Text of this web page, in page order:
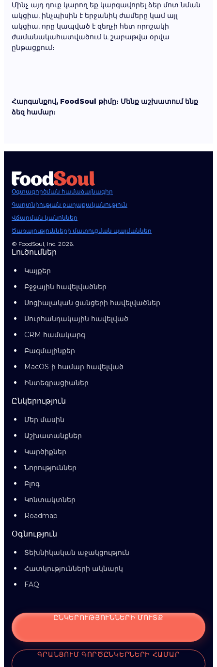
Մինչ այդ դուք կարող եք կարգավորել ձեր մոտ նման
ակցիա, ինչպիսին է երջանիկ ժամերը կամ այլ
ակցիա, որը կապված է զեղչի հետ որոշակի
ժամանակահատվածում և շաբաթվա օրվա
ընթացքում։
Հարգանքով, FoodSoul թիմը։ Մենք աշխատում ենք
ձեզ համար։
Օգտագործման համաձայնագիր
Գաղտնիության քաղաքականություն
Վճարման կանոններ
Ծառայությունների մատուցման պայմաններ
© FoodSoul, Inc. 2026.
Լուծումներ
Կայքեր
Բջջային հավելվածներ
Սոցիալական ցանցերի հավելվածներ
Սուրհանդակային հավելված
CRM համակարգ
Բազմալինքեր
MacOS-ի համար հավելված
Ինտեգրացիաներ
Ընկերություն
Մեր մասին
Աշխատանքներ
Կարծիքներ
Նորություններ
Բլոգ
Կոնտակտներ
Roadmap
Օգնություն
Տեխնիկական աջակցություն
Հատկությունների ակնարկ
FAQ
ԸՆԿԵՐՈՒԹՅՈՒՆՆԵՐԻ ՄՈՒՏՔ
ԳՐԱՆՑՈՒՄ ԳՈՐԾԸՆԿԵՐՆԵՐԻ ՀԱՄԱՐ